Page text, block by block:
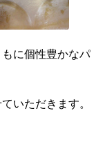
に個性豊かなパ
いただきます。